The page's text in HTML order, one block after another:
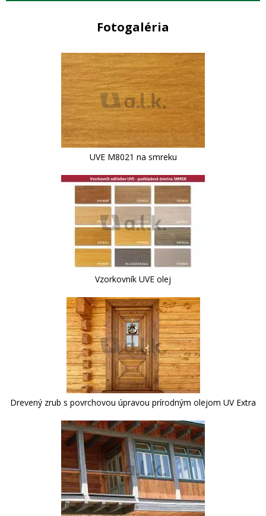
Fotogaléria
UVE M8021 na smreku
Vzorkovník UVE olej
Drevený zrub s povrchovou úpravou prírodným olejom UV Extra